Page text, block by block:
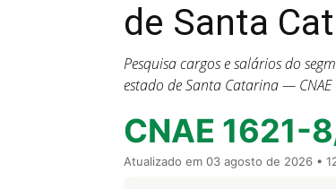
de Santa
Pesquisa cargos e salários do
estado de Santa Catarina — CNAE
CNAE 1621-
Atualizado em 03 agosto de 2026 •